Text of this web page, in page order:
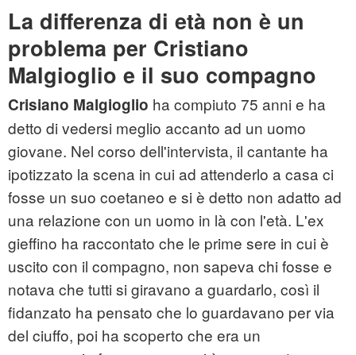
La differenza di età non è un
problema per Cristiano
Malgioglio e il suo compagno
Crisiano Malgioglio ha compiuto 75 anni e ha
detto di vedersi meglio accanto ad un uomo
giovane. Nel corso dell'intervista, il cantante ha
ipotizzato la scena in cui ad attenderlo a casa ci
fosse un suo coetaneo e si è detto non adatto ad
una relazione con un uomo in là con l'età. L'ex
gieffino ha raccontato che le prime sere in cui è
uscito con il compagno, non sapeva chi fosse e
notava che tutti si giravano a guardarlo, così il
fidanzato ha pensato che lo guardavano per via
del ciuffo, poi ha scoperto che era un